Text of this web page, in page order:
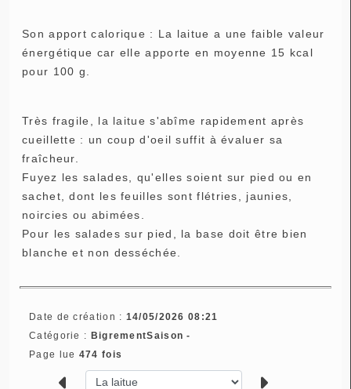
Son apport calorique : La laitue a une faible valeur
énergétique car elle apporte en moyenne 15 kcal
pour 100 g.
Très fragile, la laitue s'abîme rapidement après
cueillette : un coup d'oeil suffit à évaluer sa
fraîcheur.
Fuyez les salades, qu'elles soient sur pied ou en
sachet, dont les feuilles sont flétries, jaunies,
noircies ou abimées.
Pour les salades sur pied, la base doit être bien
blanche et non desséchée.
Date de création : 14/05/2026 08:21
Catégorie : BigrementSaison -
Page lue 474 fois